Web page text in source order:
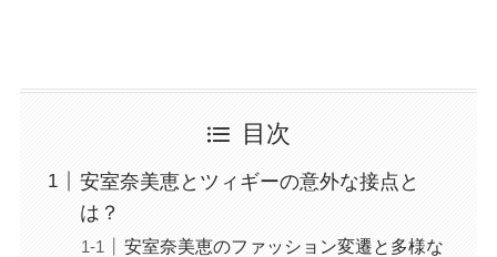
目次
安室奈美恵とツィギーの意外な接点と
は？
安室奈美恵のファッション変遷と多様な